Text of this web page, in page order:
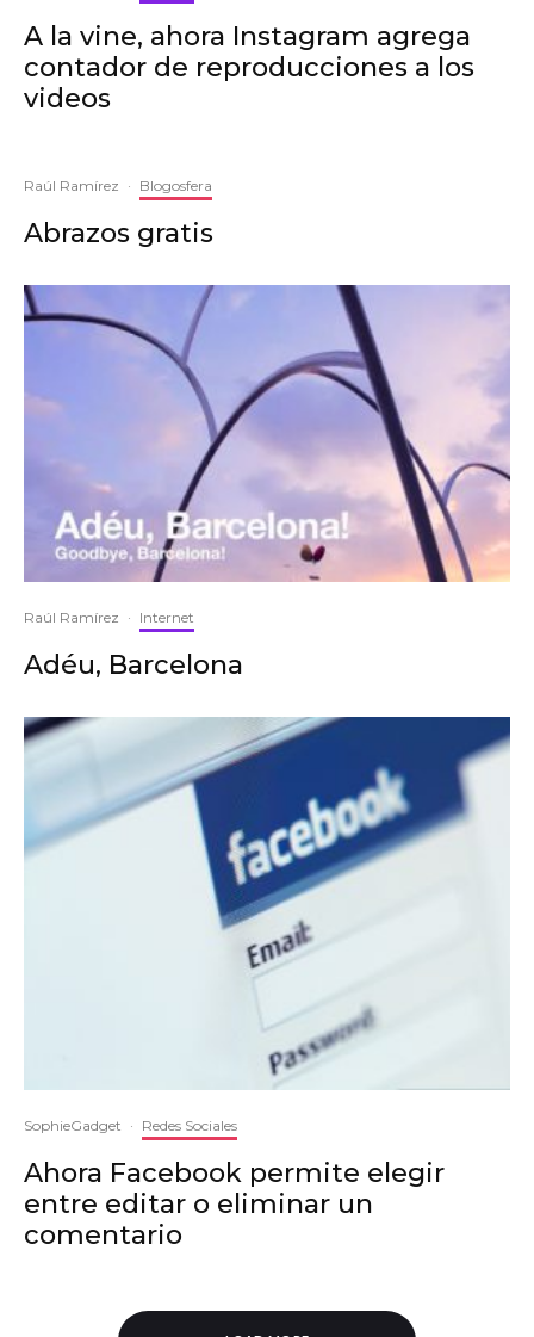
A la vine, ahora Instagram agrega
contador de reproducciones a los
videos
Raúl Ramírez · Blogosfera
Abrazos gratis
Raúl Ramírez · Internet
Adéu, Barcelona
SophieGadget · Redes Sociales
Ahora Facebook permite elegir
entre editar o eliminar un
comentario